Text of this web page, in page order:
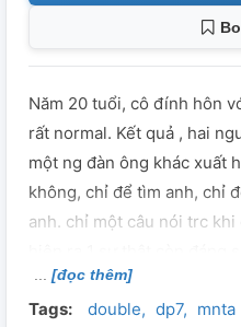
Năm 20 tuổi, cô đính hôn
rất normal. Kết quả , hai
một ng đàn ông khác xuất
không, chỉ để tìm anh, chỉ
anh. chỉ một câu nói trc
một ng có ngoại hình
viên mới ra trường, ko phải
[đọc thêm]
Tags: double dp7 mnta